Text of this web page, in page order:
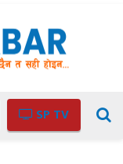
SP TV